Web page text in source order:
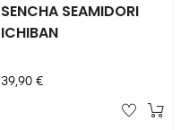
SENCHA SEAMIDORI
ICHIBAN
Prix
39,90 €